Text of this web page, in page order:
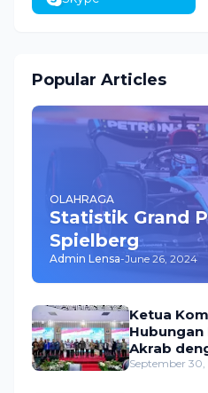
Popular Articles
OLAHRAGA
Statistik Grand
Spielberg
Admin Lensa-June 26, 2024
Ketua
Hubungan
Akrab
ATR/BPN
September